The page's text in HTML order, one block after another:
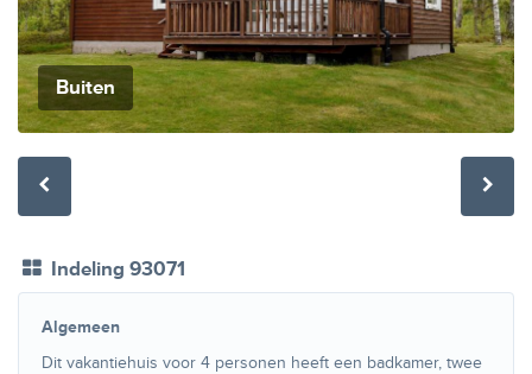
Buiten
Indeling 93071
Algemeen
Dit vakantiehuis voor 4 personen heeft een badkamer, twee